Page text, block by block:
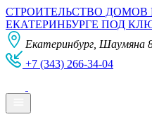
СТРОИТЕЛЬСТВО ДОМОВ
ЕКАТЕРИНБУРГЕ ПОД
Екатеринбург, Шаумяна
+7 (343) 266-34-04